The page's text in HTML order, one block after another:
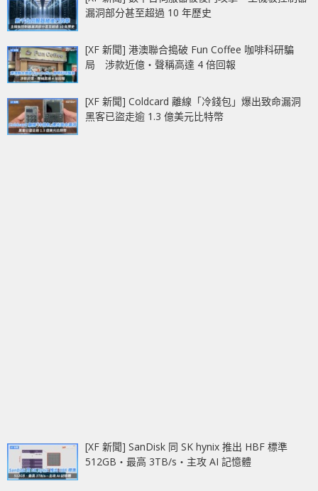
漏洞部分甚至超過 10 年歷史
[XF 新聞] 港澳聯合搗破 Fun Coffee 咖啡科研騙
局 涉款近億‧聲稱高達 4 倍回報
[XF 新聞] Coldcard 離線「冷錢包」爆出致命漏洞
黑客已盜走逾 1.3 億美元比特幣
[XF 新聞] SanDisk 同 SK hynix 推出 HBF 標準
512GB‧最高 3TB/s‧主攻 AI 記憶體